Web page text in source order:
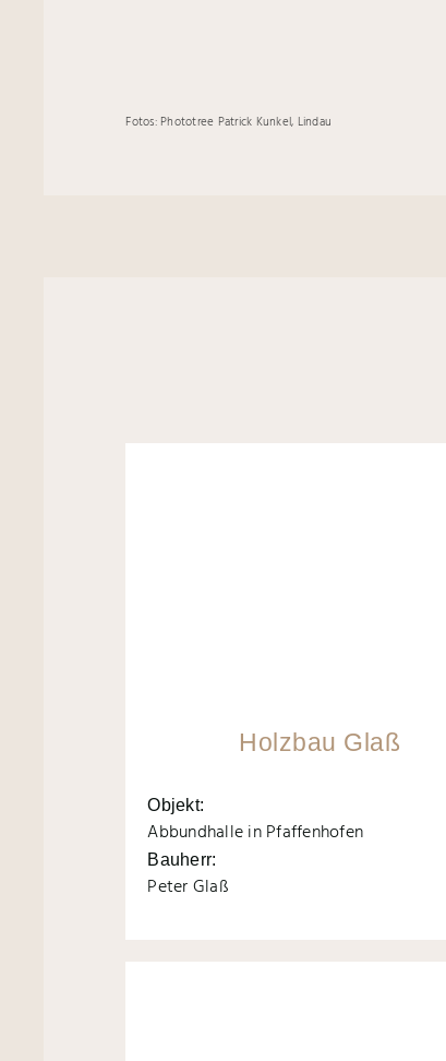
Fotos: Phototree Patrick Kunkel, Lindau
Holzbau Glaß
Objekt:
Abbundhalle in Pfaffenhofen
Bauherr:
Peter Glaß